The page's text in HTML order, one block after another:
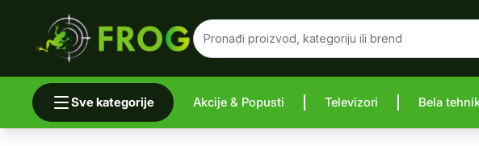
Sve kategorije Akcije & Popusti Televizori Bela